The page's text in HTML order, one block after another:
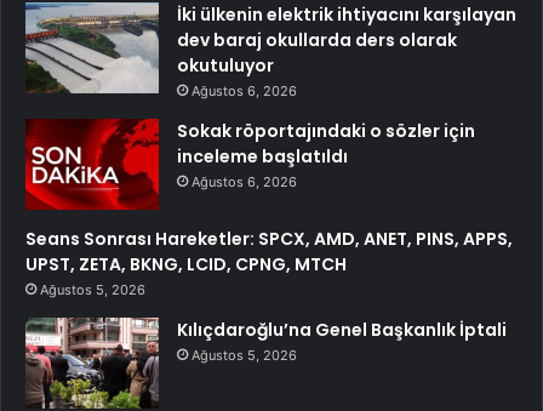
İki ülkenin elektrik ihtiyacını karşılayan
dev baraj okullarda ders olarak
okutuluyor
Ağustos 6, 2026
Sokak röportajındaki o sözler için
inceleme başlatıldı
Ağustos 6, 2026
Seans Sonrası Hareketler: SPCX, AMD, ANET, PINS, APPS,
UPST, ZETA, BKNG, LCID, CPNG, MTCH
Ağustos 5, 2026
Kılıçdaroğlu’na Genel Başkanlık İptali
Ağustos 5, 2026